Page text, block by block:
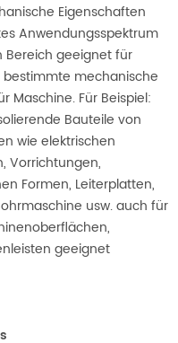
Eigenschaften
Anwendungsspektrum
Bereich geeignet für
mechanische
Maschine. Für Beispiel:
Bauteile von
wie elektrischen
Vorrichtungen,
Formen, Leiterplatten,
usw. auch für
geeignet